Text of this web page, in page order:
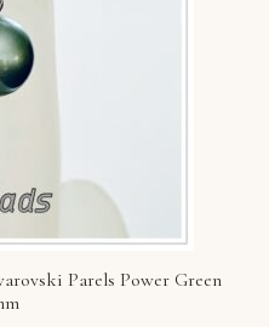
Parels Power Green